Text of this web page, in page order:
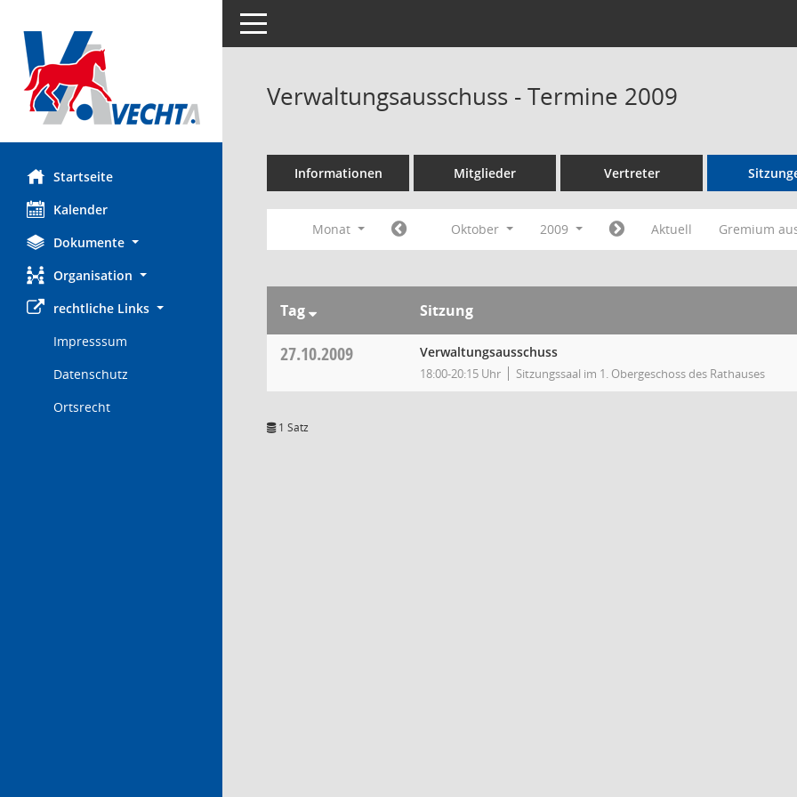
Startseite
Kalender
Dokumente
Organisation
rechtliche Links
Impresssum
Datenschutz
Ortsrecht
Toggle navigation
Verwaltungsausschuss - Termine 2009
Informationen Mitglieder Vertreter
Monat Oktober 2009 Aktuell Gremium
Tag Sitzung
27.10.2009 Verwaltungsausschuss
18:00-20:15 Uhr Sitzungssaal im 1. Obergeschoss des Rathauses
1 Satz